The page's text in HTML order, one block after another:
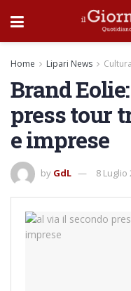
Home Lipari News
Brand
press tour
e imprese
by GdL 8 Luglio